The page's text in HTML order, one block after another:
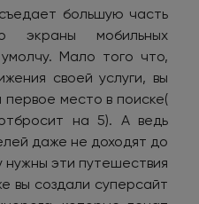
большую часть
экраны мобильных
Мало того что,
своей услуги, вы
место в поиске(
на 5). А ведь
даже не доходят до
нужны эти путешествия
вы создали суперсайт